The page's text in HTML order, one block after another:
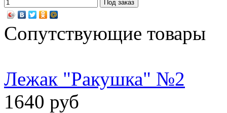
Сопутствующие товары
Лежак "Ракушка" №2
1640 руб